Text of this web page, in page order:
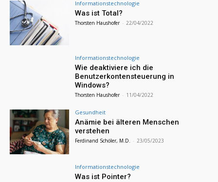
Informationstechnologie
Was ist Total?
Thorsten Haushofer - 22/04/2022
Informationstechnologie
Wie deaktiviere ich die
Benutzerkontensteuerung in
Windows?
Thorsten Haushofer - 11/04/2022
Gesundheit
Anämie bei älteren Menschen
verstehen
Ferdinand Schöler, M.D. - 23/05/2023
Informationstechnologie
Was ist Pointer?